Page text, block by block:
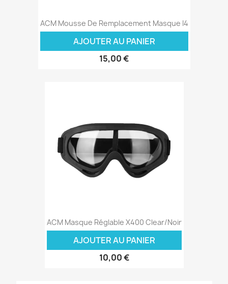
ACM Mousse De Remplacement Masque I4
AJOUTER AU PANIER
15,00 €
ACM Masque Réglable X400 Clear/Noir
AJOUTER AU PANIER
10,00 €